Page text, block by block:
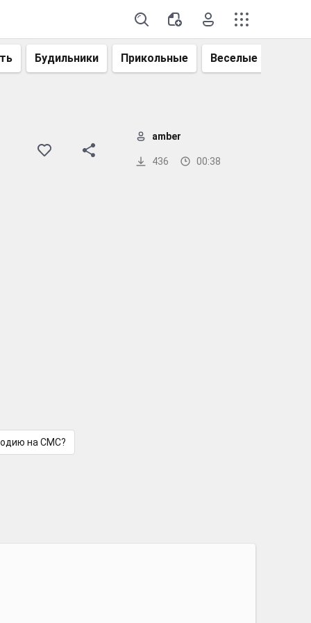
Будильники Прикольные Веселые
436 00:38
amber
на СМС?